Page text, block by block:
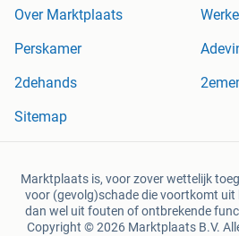
Over Marktplaats
Perskamer
2dehands
Sitemap
Marktplaats is, voor zover wettelijk
voor (gevolg)schade die voortkomt uit
dan wel uit fouten of ontbrekende
Copyright © 2026 Marktplaats B.V.